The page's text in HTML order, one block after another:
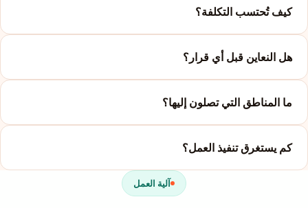
كيف تُحتسب التكلفة؟
هل النعاين قبل أي قرار؟
ما المناطق التي تصلون إليها؟
كم يستغرق تنفيذ العمل؟
آلية العمل